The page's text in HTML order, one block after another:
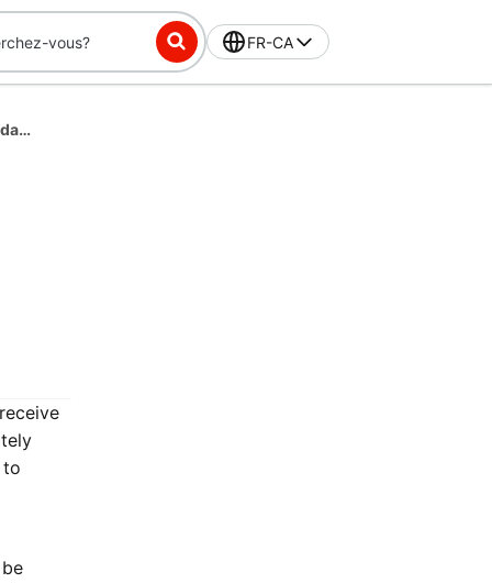
FR-CA
DashPass-Exclusive Challenge: Place 20 orders in 56 days, get $10 off
to